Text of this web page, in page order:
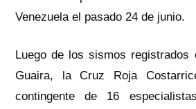
Venezuela el pasado 24 de junio.
Luego de los sismos registrados
Guaira, la Cruz Roja
contingente de 16